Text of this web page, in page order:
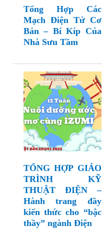
Tổng Hợp Các
Mạch Điện Tử Cơ
Bản – Bí Kíp Của
Nhà Sưu Tầm
TỔNG HỢP GIÁO
TRÌNH KỸ
THUẬT ĐIỆN –
Hành trang đầy
kiến thức cho “bậc
thầy” ngành Điện